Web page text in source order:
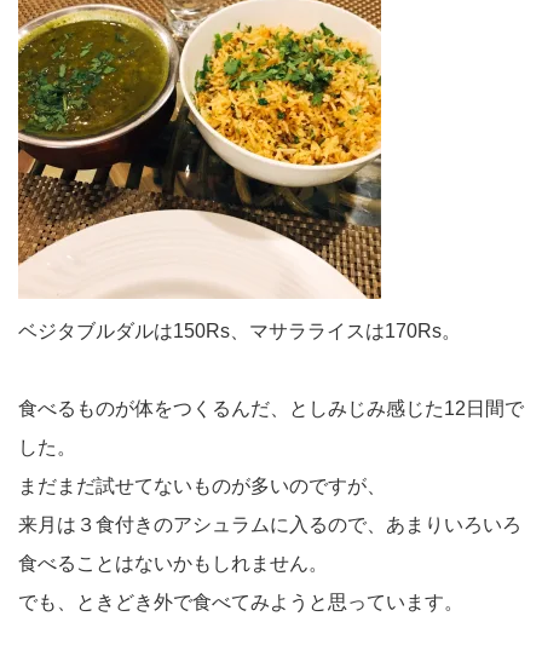
ベジタブルダルは150Rs、マサラライスは170Rs。
食べるものが体をつくるんだ、としみじみ感じた12日間で
した。
まだまだ試せてないものが多いのですが、
来月は３食付きのアシュラムに入るので、あまりいろいろ
食べることはないかもしれません。
でも、ときどき外で食べてみようと思っています。